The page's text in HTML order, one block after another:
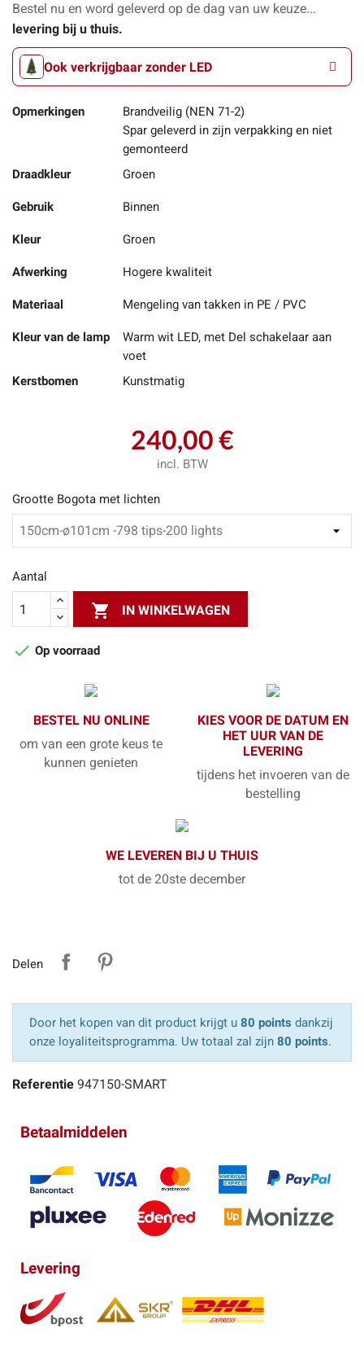
Bestel nu en word geleverd op de dag van uw keuze...
levering bij u thuis.
Ook verkrijgbaar zonder LED
Opmerkingen
Brandveilig (NEN 71-2)
Spar geleverd in zijn verpakking en niet
gemonteerd
Draadkleur
Groen
Gebruik Binnen
Kleur Groen
Afwerking Hogere kwaliteit
Materiaal Mengeling van takken in PE / PVC
Kleur van de lamp
Warm wit LED, met Del schakelaar aan
voet
Kerstbomen
Kunstmatig
240,00 €
incl. BTW
Grootte Bogota met lichten
Aantal
 IN WINKELWAGEN
 Op voorraad
BESTEL NU ONLINE
om van een grote keus te
kunnen genieten
KIES VOOR DE DATUM EN
HET UUR VAN DE
LEVERING
tijdens het invoeren van de
bestelling
WE LEVEREN BIJ U THUIS
tot de 20ste december
Delen
Door het kopen van dit product krijgt u 80 points dankzij
onze loyaliteitsprogramma. Uw totaal zal zijn 80 points.
Referentie 947150-SMART
Betaalmiddelen
Levering